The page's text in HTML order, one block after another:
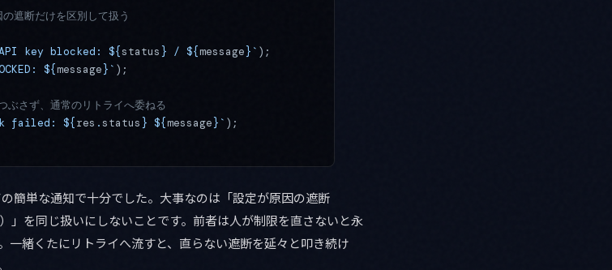
遮断だけを区別して扱う
key blocked: ${status } / ${message}` );
${message}` );
さず、通常のリトライへ委ねる
failed: ${res .status } ${message}` );
簡単な通知で十分でした。大事なのは「設定が原因の遮断
」を同じ扱いにしないことです。前者は人が制限を直さないと永
一緒くたにリトライへ流すと、直らない遮断を延々と叩き続け